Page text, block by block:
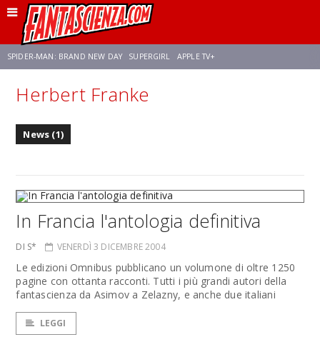
SPIDER-MAN: BRAND NEW DAY SUPERGIRL APPLE TV+
FRANCO RICCIARDIELLO ZENDAYA STAR TREK
Herbert Franke
News (1)
In Francia l'antologia definitiva
DI S* VENERDÌ 3 DICEMBRE 2004
Le edizioni Omnibus pubblicano un volumone di oltre 1250
pagine con ottanta racconti. Tutti i più grandi autori della
fantascienza da Asimov a Zelazny, e anche due italiani
LEGGI